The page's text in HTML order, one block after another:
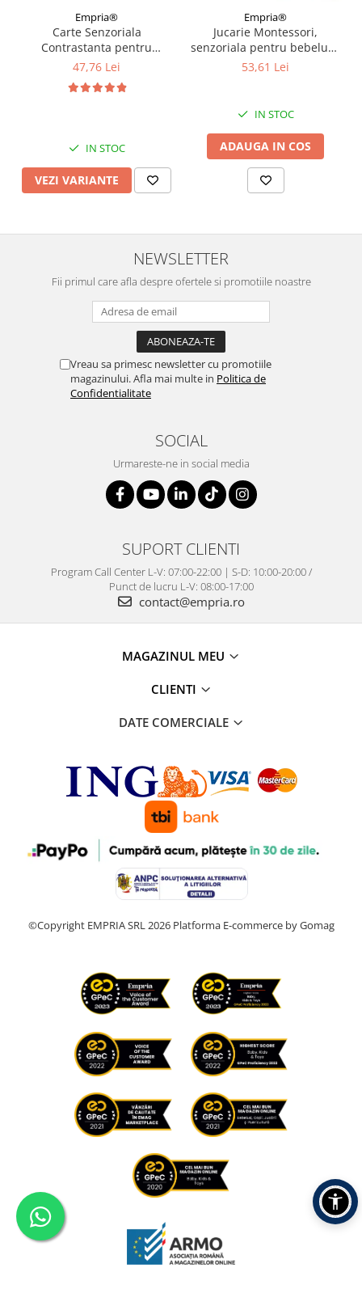
Empria®
Carte Senzoriala
Contrastanta pentru
Bebelusi Explorarea
cm, Diverse modele
47,76 Lei
IN STOC
VEZI VARIANTE
Empria®
Jucarie Montessori,
senzoriala pentru bebelusi,
dentitie, Empria, Elefant
53,61 Lei
IN STOC
ADAUGA IN COS
NEWSLETTER
Fii primul care afla despre ofertele si promotiile noastre
Vreau sa primesc newsletter cu promotiile
magazinului. Afla mai multe in Politica de
Confidentialitate
SOCIAL
Urmareste-ne in social media
SUPORT CLIENTI
Program Call Center L-V: 07:00-22:00 | S-D: 10:00-20:00 /
Punct de lucru L-V: 08:00-17:00
contact@empria.ro
MAGAZINUL MEU
CLIENTI
DATE COMERCIALE
©Copyright EMPRIA SRL 2026 Platforma E-commerce by Gomag